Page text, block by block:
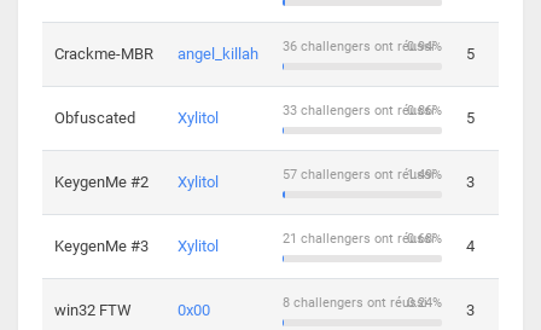
Crackme-MBR angel_killah 0.94%
36 challengers ont réussi 5
Obfuscated Xylitol 0.86%
33 challengers ont réussi 5
KeygenMe #2 Xylitol 1.49%
57 challengers ont réussi 3
KeygenMe #3 Xylitol 0.68%
21 challengers ont réussi 4
win32 FTW 0x00 0.24%
8 challengers ont réussi 3